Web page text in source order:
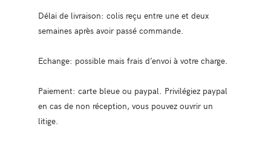
Délai de livraison: colis reçu entre une et deux
semaines après avoir passé commande.
Echange: possible mais frais d’envoi à votre charge.
Paiement: carte bleue ou paypal. Privilégiez paypal
en cas de non réception, vous pouvez ouvrir un
litige.